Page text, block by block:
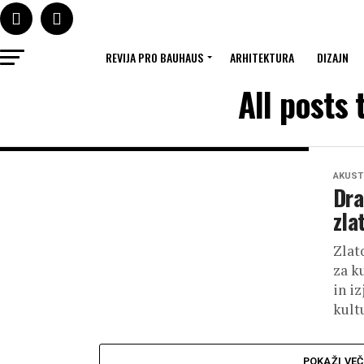
REVIJA PRO BAUHAUS ARHITEKTURA DIZAJN
All posts
za
in
POKAŽI VEČ